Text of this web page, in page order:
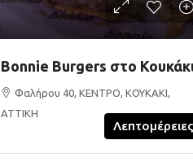
Bonnie Burgers στο
Φαλήρου 40, ΚΕΝΤΡΟ, ΚΟΥΚΑΚΙ,
ΑΤΤΙΚΗ
Λεπτομέρειες